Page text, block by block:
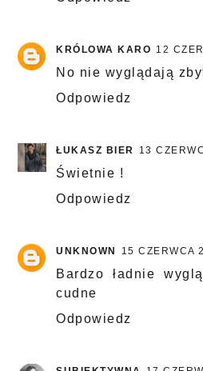
KRÓLOWA KARO 12
No nie wyglądają
Odpowiedz
ŁUKASZ BIER 13
Świetnie !
Odpowiedz
UNKNOWN 15 CZERWCA
Bardzo ładnie
cudne
Odpowiedz